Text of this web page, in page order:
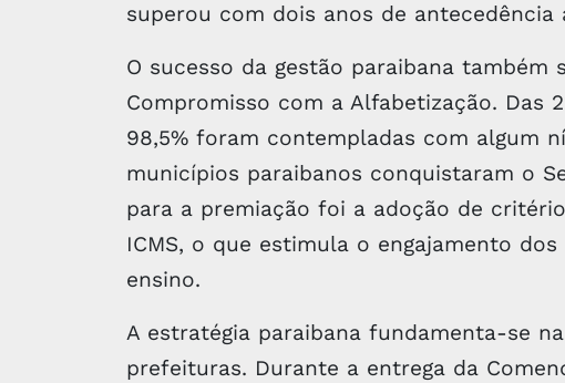
superou com dois anos de
O sucesso da gestão paraibana também
Compromisso com a Alfabetização. Das
98,5% foram contempladas com algum
municípios paraibanos conquistaram o
para a premiação foi a adoção de
ICMS, o que estimula o engajamento
ensino.
A estratégia paraibana fundamenta-se
prefeituras. Durante a entrega da